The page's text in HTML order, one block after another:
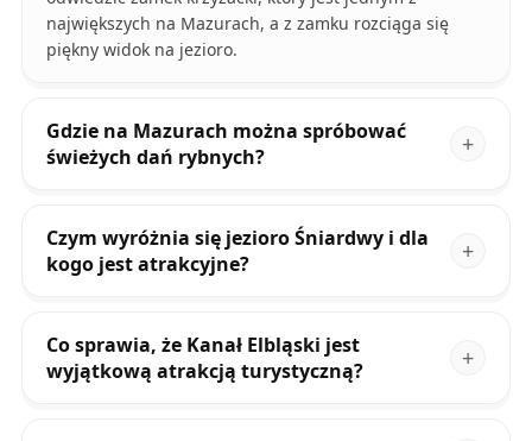
największych na Mazurach, a z zamku rozciąga się
piękny widok na jezioro.
Gdzie na Mazurach można spróbować
świeżych dań rybnych?
Czym wyróżnia się jezioro Śniardwy i dla
kogo jest atrakcyjne?
Co sprawia, że Kanał Elbląski jest
wyjątkową atrakcją turystyczną?